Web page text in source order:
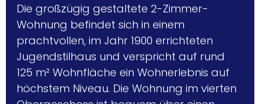
Die großzügig gestaltete 2-Zimmer-
Wohnung befindet sich in einem
prachtvollen, im Jahr 1900 errichteten
Jugendstilhaus und verspricht auf rund
125 m² Wohnfläche ein Wohnerlebnis auf
höchstem Niveau. Die Wohnung im vierten